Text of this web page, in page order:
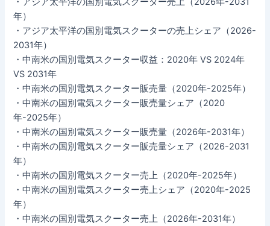
年）
・アジア太平洋の国別電気スクーターの売上シェア（2026-
2031年）
・中南米の国別電気スクーター収益：2020年 VS 2024年
VS 2031年
・中南米の国別電気スクーター販売量（2020年-2025年）
・中南米の国別電気スクーター販売量シェア（2020
年-2025年）
・中南米の国別電気スクーター販売量（2026年-2031年）
・中南米の国別電気スクーター販売量シェア（2026-2031
年）
・中南米の国別電気スクーター売上（2020年-2025年）
・中南米の国別電気スクーター売上シェア（2020年-2025
年）
・中南米の国別電気スクーター売上（2026年-2031年）